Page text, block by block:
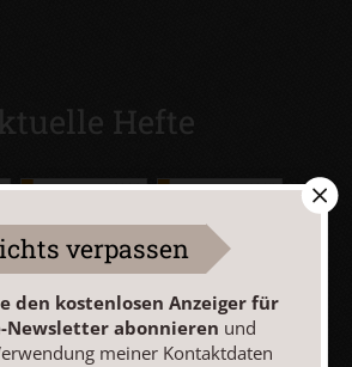
Hefte
verpassen
den kostenlosen Anzeiger für
Newsletter abonnieren und
meiner Kontaktdaten